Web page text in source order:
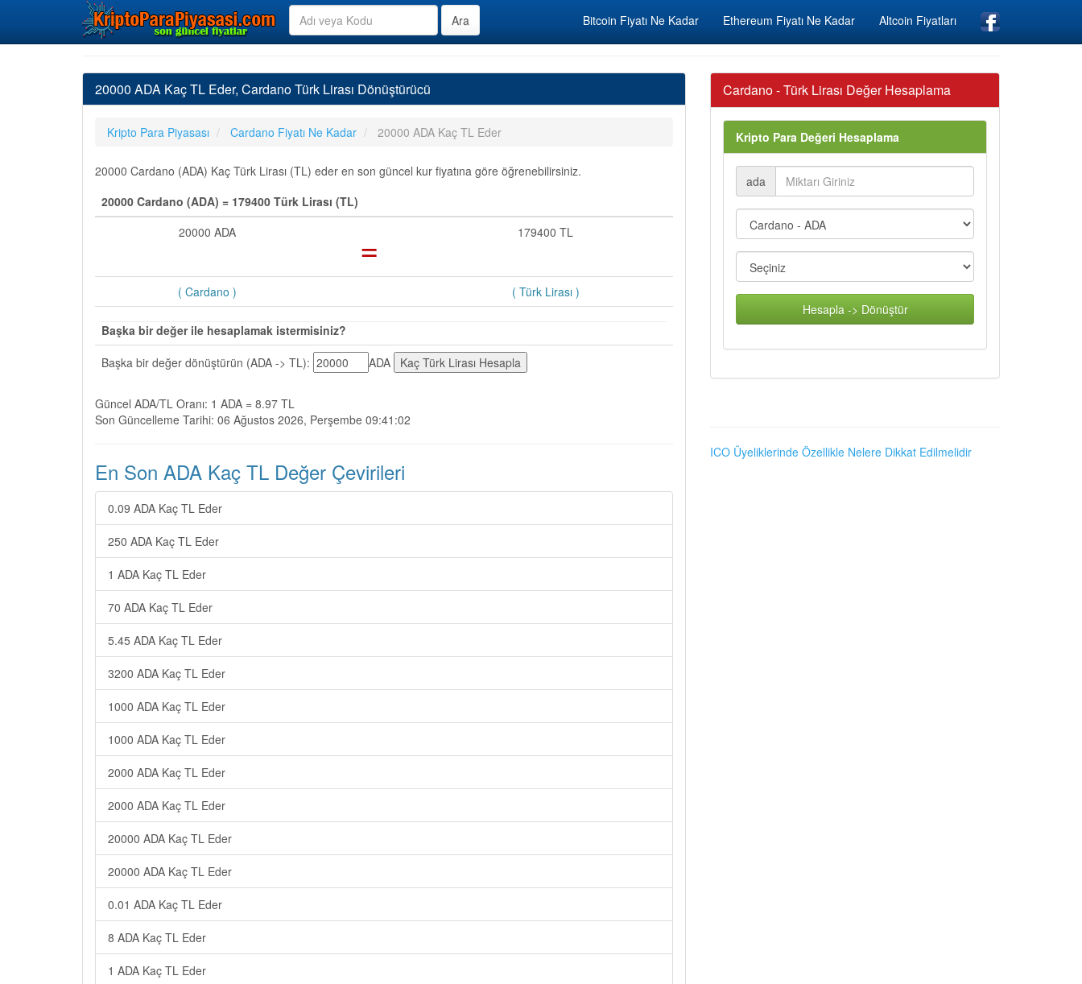
Bitcoin Fiyatı Ne Kadar Ethereum Fiyatı Ne Kadar Altcoin Fiyatları
20000 ADA Kaç TL Eder, Cardano Türk Lirası Dönüştürücü
Kripto Para Piyasası Cardano Fiyatı Ne Kadar 20000 ADA Kaç TL Eder
20000 Cardano (ADA) Kaç Türk Lirası (TL) eder en son güncel kur fiyatına göre öğrenebilirsiniz.
20000 Cardano (ADA) = 179400 Türk Lirası (TL)
20000 ADA
= 179400 TL
( Cardano ) ( Türk Lirası )
Başka bir değer ile hesaplamak istermisiniz?
Başka bir değer dönüştürün (ADA -> TL):
ADA
Güncel ADA/TL Oranı: 1 ADA = 8.97 TL
Son Güncelleme Tarihi: 06 Ağustos 2026, Perşembe 09:41:02
En Son ADA Kaç TL Değer Çevirileri
0.09 ADA Kaç TL Eder
250 ADA Kaç TL Eder
1 ADA Kaç TL Eder
70 ADA Kaç TL Eder
5.45 ADA Kaç TL Eder
3200 ADA Kaç TL Eder
1000 ADA Kaç TL Eder
1000 ADA Kaç TL Eder
2000 ADA Kaç TL Eder
2000 ADA Kaç TL Eder
20000 ADA Kaç TL Eder
20000 ADA Kaç TL Eder
0.01 ADA Kaç TL Eder
8 ADA Kaç TL Eder
1 ADA Kaç TL Eder
Cardano - Türk Lirası Değer Hesaplama
Kripto Para Değeri Hesaplama
ada
Hesapla -> Dönüştür
ICO Üyeliklerinde Özellikle Nelere Dikkat Edilmelidir